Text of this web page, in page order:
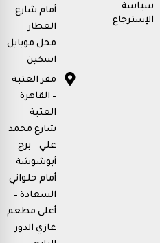
سياسة
الإسترجاع
أمام شارع
العطار –
محل موبايل
اسكين
مقر العتبة
– القاهرة
العتبة –
شارع محمد
علي – برج
أبوشوشة
أمام حلواني
السعادة –
أعلى مطعم
غازي الدور